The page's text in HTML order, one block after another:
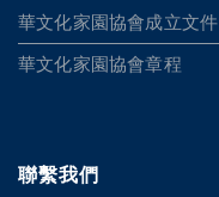
華文化家園協會成立文件
華文化家園協會章程
聯繫我們